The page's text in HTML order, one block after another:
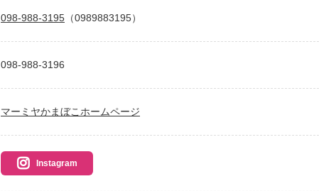
098-988-3195 （0989883195）
098-988-3196
マーミヤかまぼこホームページ
Instagram